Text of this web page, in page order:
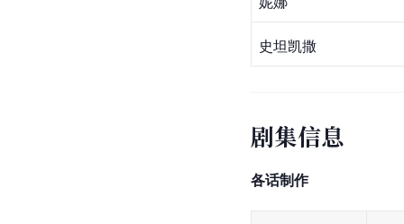
史坦凯撒
剧集信息
各话制作